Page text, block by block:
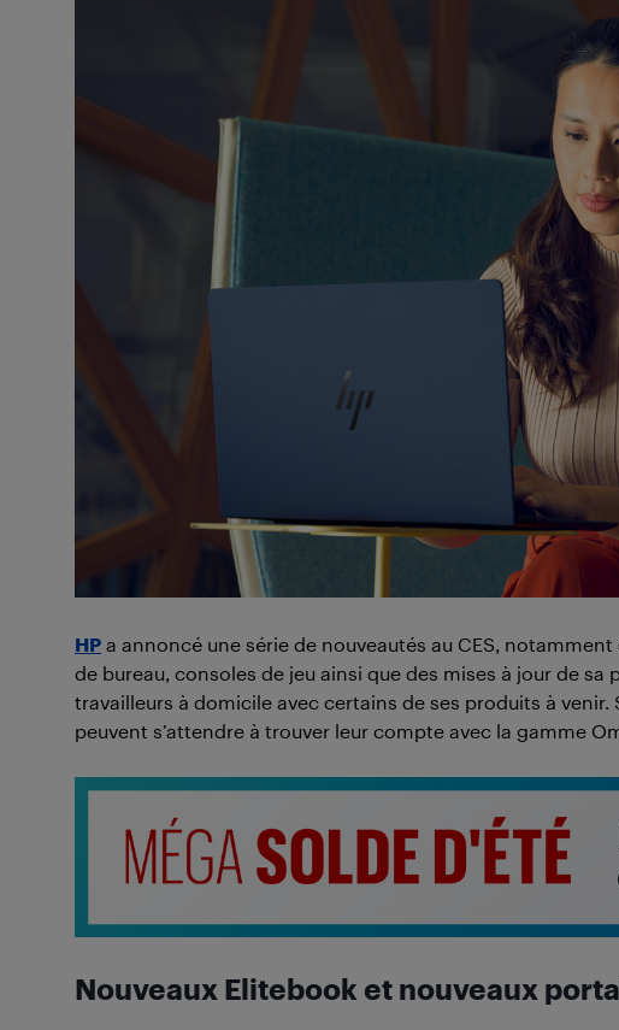
HP a annoncé une série de nouveautés au CES,
de bureau, consoles de jeu ainsi que des mises à jour de sa
travailleurs à domicile avec certains de ses produits à venir.
peuvent s’attendre à trouver leur compte avec la gamme
Nouveaux Elitebook et nouveaux